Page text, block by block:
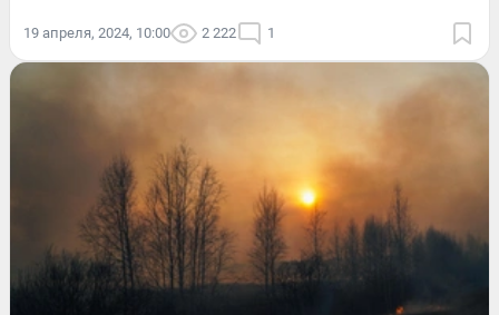
19 апреля, 2024, 10:00 2 222 1